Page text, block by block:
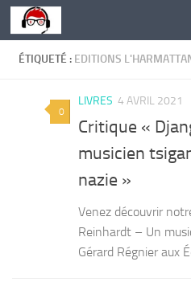
Skip to content
ÉTIQUETÉ : EDITIONS
0
LIVRES 4 AVRIL 2021
Critique «
musicien
nazie »
Venez découvrir
Reinhardt – Un
Gérard Régnier aux